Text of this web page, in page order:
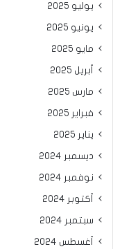
يوليو 2025
يونيو 2025
مايو 2025
أبريل 2025
مارس 2025
فبراير 2025
يناير 2025
ديسمبر 2024
نوفمبر 2024
أكتوبر 2024
سبتمبر 2024
أغسطس 2024